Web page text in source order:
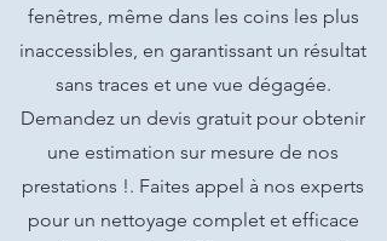
fenêtres, même dans les coins les plus
inaccessibles, en garantissant un résultat
sans traces et une vue dégagée.
Demandez un devis gratuit pour obtenir
une estimation sur mesure de nos
prestations !. Faites appel à nos experts
pour un nettoyage complet et efficace